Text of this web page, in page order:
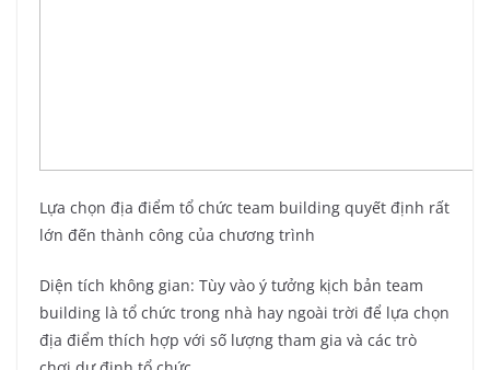
Lựa chọn địa điểm tổ chức team building quyết định rất
lớn đến thành công của chương trình
Diện tích không gian: Tùy vào ý tưởng kịch bản team
building là tổ chức trong nhà hay ngoài trời để lựa chọn
địa điểm thích hợp với số lượng tham gia và các trò